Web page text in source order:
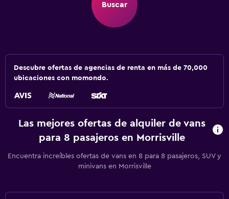
Buscar
Descubre ofertas de agencias de renta en más de 70,000
ubicaciones con momondo.
Las mejores ofertas de alquiler de vans
para 8 pasajeros en Morrisville
Encuentra increíbles ofertas de vans en 8 para 8 pasajeros, SUV y
minivans en Morrisville